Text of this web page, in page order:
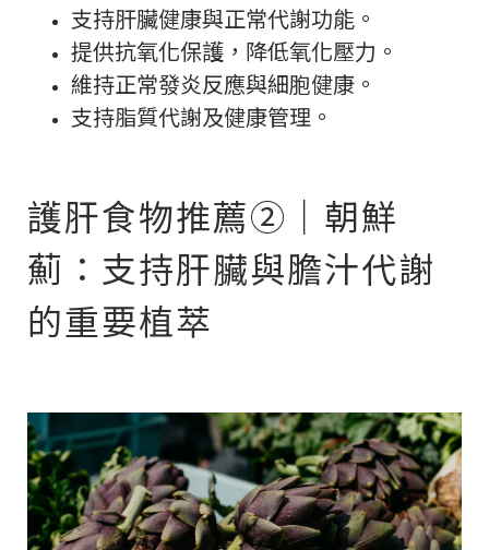
支持肝臟健康與正常代謝功能。
提供抗氧化保護，降低氧化壓力。
維持正常發炎反應與細胞健康。
支持脂質代謝及健康管理。
護肝食物推薦②｜朝鮮
薊：支持肝臟與膽汁代謝
的重要植萃